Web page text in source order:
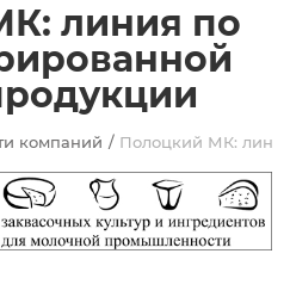
линия по
компаний Полоцкий МК: